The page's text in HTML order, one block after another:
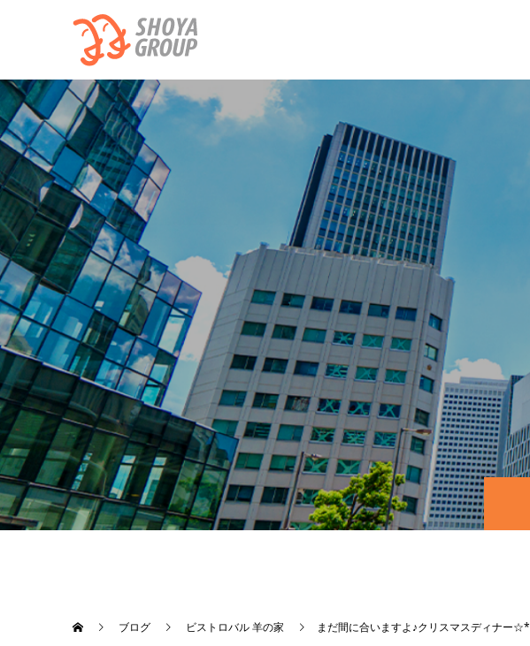
ブログ ビストロバル 羊の家 まだ間に合いますよ♪クリスマスディナー☆*